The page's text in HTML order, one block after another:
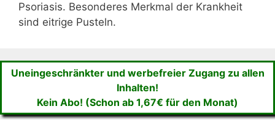
Psoriasis. Besonderes Merkmal der Krankheit
sind eitrige Pusteln.
Uneingeschränkter und werbefreier Zugang zu allen
Inhalten!
Kein Abo! (Schon ab 1,67€ für den Monat)